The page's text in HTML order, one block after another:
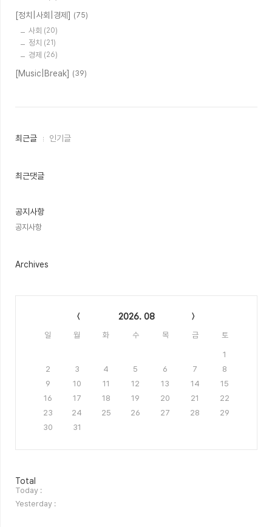
[정치|사회|경제] (75)
사회 (20)
정치 (21)
경제 (26)
[Music|Break] (39)
최
인
최근글 인기글
최근댓글
공지사항
공지사항
Archives
2026. 08
일 월 화 수 목 금 토
1
2
3 4 5 6 7
8
9
10 11 12 13 14
15
16
17 18 19 20 21
22
23
24 25 26 27 28
29
30
31
방
문
자
수
Total
Today :
Yesterday :